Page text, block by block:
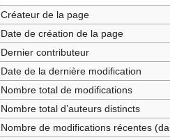
Créateur de la page
Date de création de la page
Dernier contributeur
Date de la dernière modification
Nombre total de modifications
Nombre total d’auteurs distincts
Nombre de modifications récentes